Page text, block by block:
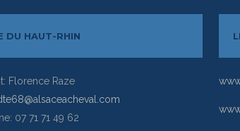
DU HAUT-RHIN
Florence Raze
07 71 71 49 62